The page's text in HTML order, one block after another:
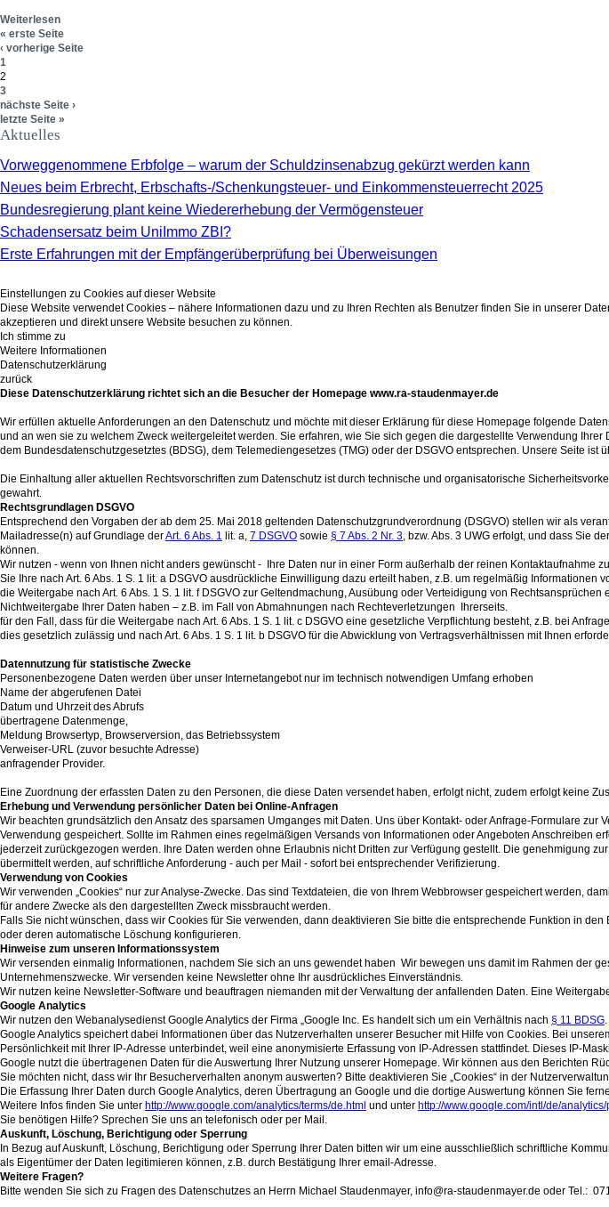
Weiterlesen
« erste Seite
‹ vorherige Seite
1
2
3
nächste Seite ›
letzte Seite »
Aktuelles
Vorweggenommene Erbfolge – warum der Schuldzinsenabzug gekürzt werden kann
Neues beim Erbrecht, Erbschafts-/Schenkungsteuer- und Einkommensteuerrecht 2025
Bundesregierung plant keine Wiedererhebung der Vermögensteuer
Schadensersatz beim UniImmo ZBI?
Erste Erfahrungen mit der Empfängerüberprüfung bei Überweisungen
Einstellungen zu Cookies auf dieser Website
Diese Website verwendet Cookies – nähere Informationen dazu und zu Ihren Rechten als Benutzer finden Sie in unserer
akzeptieren und direkt unsere Website besuchen zu können.
Ich stimme zu
Weitere Informationen
Datenschutzerklärung
zurück
Diese Datenschutzerklärung richtet sich an die Besucher der Homepage www.ra-staudenmayer.de
Wir erfüllen aktuelle Anforderungen an den Datenschutz und möchte mit dieser Erklärung für diese Homepage folgende
und an wen sie zu welchem Zweck weitergeleitet werden. Sie erfahren, wie Sie sich gegen die dargestellte Verwendung
dem Bundesdatenschutzgesetztes (BDSG), dem Telemediengesetzes (TMG) oder der DSGVO entsprechen. Unsere Seite
Die Einhaltung aller aktuellen Rechtsvorschriften zum Datenschutz ist durch technische und organisatorische
gewahrt.
Rechtsgrundlagen DSGVO
Entsprechend den Vorgaben der ab dem 25. Mai 2018 geltenden Datenschutzgrundverordnung (DSGVO) stellen wir als
Mailadresse(n) auf Grundlage derArt. 6 Abs. 1 lit. a, 7 DSGVO sowie § 7 Abs. 2 Nr. 3, bzw. Abs. 3 UWG erfolgt, und dass Sie
können.
Wir nutzen - wenn von Ihnen nicht anders gewünscht - Ihre Daten nur in einer Form außerhalb der reinen Kontaktaufnahme
Sie Ihre nach Art. 6 Abs. 1 S. 1 lit. a DSGVO ausdrückliche Einwilligung dazu erteilt haben, z.B. um regelmäßig Informationen
die Weitergabe nach Art. 6 Abs. 1 S. 1 lit. f DSGVO zur Geltendmachung, Ausübung oder Verteidigung von
Nichtweitergabe Ihrer Daten haben – z.B. im Fall von Abmahnungen nach Rechteverletzungen Ihrerseits.
für den Fall, dass für die Weitergabe nach Art. 6 Abs. 1 S. 1 lit. c DSGVO eine gesetzliche Verpflichtung besteht, z.B. bei
dies gesetzlich zulässig und nach Art. 6 Abs. 1 S. 1 lit. b DSGVO für die Abwicklung von Vertragsverhältnissen mit Ihnen
Datennutzung für statistische Zwecke
Personenbezogene Daten werden über unser Internetangebot nur im technisch notwendigen Umfang erhoben
Name der abgerufenen Datei
Datum und Uhrzeit des Abrufs
übertragene Datenmenge,
Meldung Browsertyp, Browserversion, das Betriebssystem
Verweiser-URL (zuvor besuchte Adresse)
anfragender Provider.
Eine Zuordnung der erfassten Daten zu den Personen, die diese Daten versendet haben, erfolgt nicht, zudem erfolgt keine
Erhebung und Verwendung persönlicher Daten bei Online-Anfragen
Wir beachten grundsätzlich den Ansatz des sparsamen Umganges mit Daten. Uns über Kontakt- oder Anfrage-Formulare
Verwendung gespeichert. Sollte im Rahmen eines regelmäßigen Versands von Informationen oder Angeboten Anschreiben
jederzeit zurückgezogen werden. Ihre Daten werden ohne Erlaubnis nicht Dritten zur Verfügung gestellt. Die genehmigung
übermittelt werden, auf schriftliche Anforderung - auch per Mail - sofort bei entsprechender Verifizierung.
Verwendung von Cookies
Wir verwenden „Cookies“ nur zur Analyse-Zwecke. Das sind Textdateien, die von Ihrem Webbrowser gespeichert werden,
für andere Zwecke als den dargestellten Zweck missbraucht werden.
Falls Sie nicht wünschen, dass wir Cookies für Sie verwenden, dann deaktivieren Sie bitte die entsprechende Funktion in
oder deren automatische Löschung konfigurieren.
Hinweise zum unseren Informationssystem
Wir versenden einmalig Informationen, nachdem Sie sich an uns gewendet haben Wir bewegen uns damit im Rahmen der
Unternehmenszwecke. Wir versenden keine Newsletter ohne Ihr ausdrückliches Einverständnis.
Wir nutzen keine Newsletter-Software und beauftragen niemanden mit der Verwaltung der anfallenden Daten. Eine
Google Analytics
Wir nutzen den Webanalysedienst Google Analytics der Firma „Google Inc. Es handelt sich um ein Verhältnis nach § 11 BDSG.
Google Analytics speichert dabei Informationen über das Nutzerverhalten unserer Besucher mit Hilfe von Cookies. Bei
Persönlichkeit mit Ihrer IP-Adresse unterbindet, weil eine anonymisierte Erfassung von IP-Adressen stattfindet. Dieses IP-
Google nutzt die übertragenen Daten für die Auswertung Ihrer Nutzung unserer Homepage. Wir können aus den Berichten
Sie möchten nicht, dass wir Ihr Besucherverhalten anonym auswerten? Bitte deaktivieren Sie „Cookies“ in der
Die Erfassung Ihrer Daten durch Google Analytics, deren Übertragung an Google und die dortige Auswertung können Sie
Weitere Infos finden Sie unter http://www.google.com/analytics/terms/de.html und unter http://www.google.com/intl/de/
Sie benötigen Hilfe? Sprechen Sie uns an telefonisch oder per Mail.
Auskunft, Löschung, Berichtigung oder Sperrung
In Bezug auf Auskunft, Löschung, Berichtigung oder Sperrung Ihrer Daten bitten wir um eine ausschließlich schriftliche
als Eigentümer der Daten legitimieren können, z.B. durch Bestätigung Ihrer email-Adresse.
Weitere Fragen?
Bitte wenden Sie sich zu Fragen des Datenschutzes an Herrn Michael Staudenmayer, info@ra-staudenmayer.de oder Tel.: